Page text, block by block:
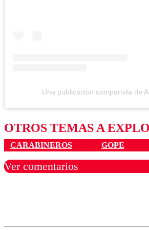
Una publicación compartida de
OTROS TEMAS A
CARABINEROS GOPE
Ver comentarios